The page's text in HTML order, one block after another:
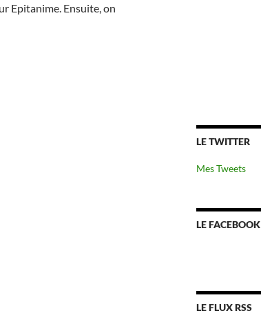
Epitanime. Ensuite, on
LE TWITTER
Mes Tweets
LE FACEBOOK
LE FLUX RSS